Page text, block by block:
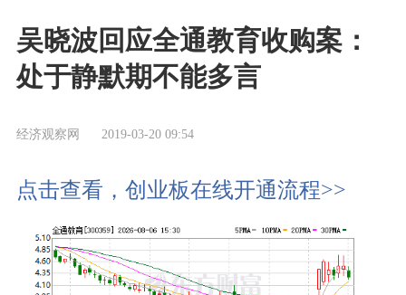
吴晓波回应全通教育收购案：
处于静默期不能多言
经济观察网 2019-03-20 09:54
点击查看，创业板在线开通流程>>